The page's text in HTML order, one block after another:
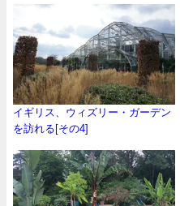
イギリス、ウィズリー・ガーデン
を訪れる[その4]